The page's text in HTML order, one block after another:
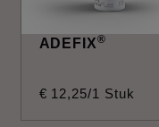
ADEFIX®
€ 12,25/1 Stuk